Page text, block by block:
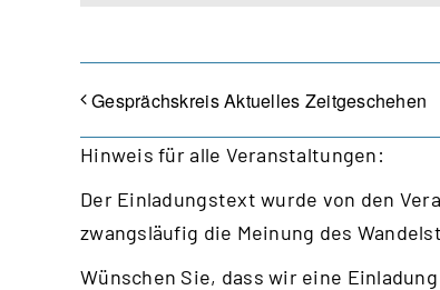
Gesprächskreis Aktuelles Zeitgeschehen
Hinweis für alle Veranstaltungen:
Der Einladungstext wurde von den
zwangsläufig die Meinung des
Wünschen Sie, dass wir eine